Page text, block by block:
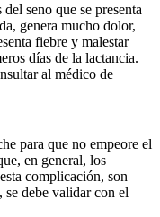
seno que se presenta
genera mucho dolor,
fiebre y malestar
días de la lactancia.
al médico de
para que no empeore el
en general, los
complicación, son
debe validar con el